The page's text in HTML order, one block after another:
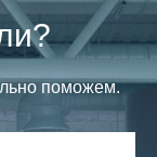
поможем.